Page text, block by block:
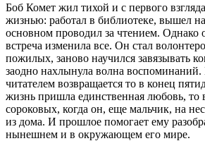
Боб Комет жил тихой и с первого
жизнью: работал в библиотеке, вышел
основном проводил за чтением. Однако
встреча изменила все. Он стал
пожилых, заново научился завязывать
заодно нахлынула волна воспоминаний.
читателем возвращается то в конец
жизнь пришла единственная любовь, то
сороковых, когда он, еще мальчик, на
из дома. И прошлое помогает ему
нынешнем и в окружающем его мире.